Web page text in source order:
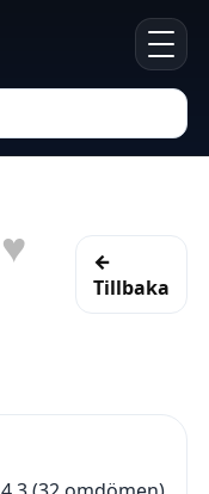
♥
←
Tillbaka